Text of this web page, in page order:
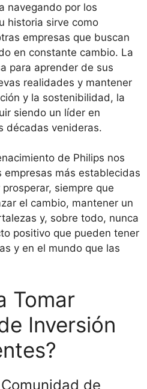
navegando por los
historia sirve como
empresas que buscan
en constante cambio. La
para aprender de sus
realidades y mantener
y la sostenibilidad, la
siendo un líder en
décadas venideras.
de Philips nos
empresas más establecidas
siempre que
el cambio, mantener un
y, sobre todo, nunca
positivo que pueden tener
y en el mundo que las
Tomar
Inversión
de